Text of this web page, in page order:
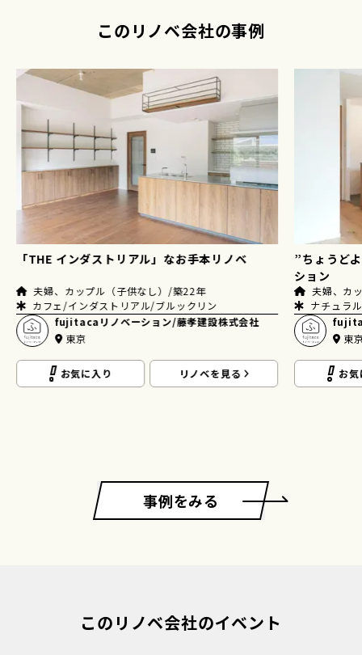
このリノベ会社の事例
”ちょうどよい”を追い求めたシンプルリノベー
夫婦、カップル（子供なし）/築28年
ナチュラル
fujitacaリノベーション/藤孝建設株式会社
東京
お気に入り リノベを見る
コンクリー
うシンプル
家族（子
ナチュラ
トリアル/
古民家
事例をみる
このリノベ会社のイベント